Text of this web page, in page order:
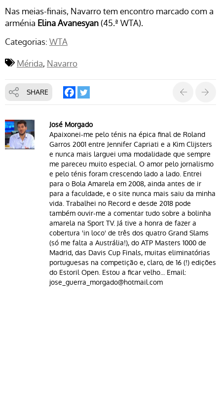
Nas meias-finais, Navarro tem encontro marcado com a
arménia Elina Avanesyan(45.ª WTA).
Categorias: WTA
Mérida Navarro
SHARE
José Morgado
Apaixonei-me pelo ténis na épica final de Roland
Garros 2001 entre Jennifer Capriati e a Kim Clijsters
e nunca mais larguei uma modalidade que sempre
me pareceu muito especial. O amor pelo jornalismo
e pelo ténis foram crescendo lado a lado. Entrei
para o Bola Amarela em 2008, ainda antes de ir
para a faculdade, e o site nunca mais saiu da minha
vida. Trabalhei no Record e desde 2018 pode
também ouvir-me a comentar tudo sobre a bolinha
amarela na Sport TV. Já tive a honra de fazer a
cobertura 'in loco' de três dos quatro Grand Slams
(só me falta a Austrália!), do ATP Masters 1000 de
Madrid, das Davis Cup Finals, muitas eliminatórias
portuguesas na competição e, claro, de 16 (!) edições
do Estoril Open. Estou a ficar velho... Email:
jose_guerra_morgado@hotmail.com